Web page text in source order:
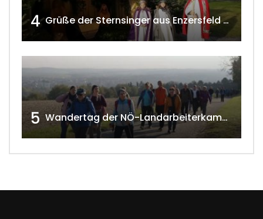
4 Grüße der Sternsinger aus Enzersfeld – Klein-Engersdorf 2021 w4tv169
5 Wandertag der NÖ-Landarbeiterkammer in Hollabrunn 2024